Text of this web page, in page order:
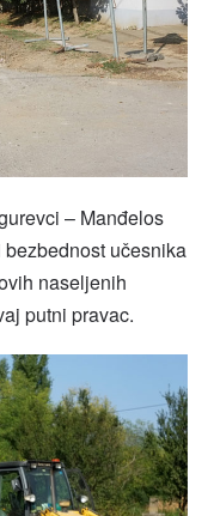
– Manđelos
učesnika
naseljenih
putni pravac.